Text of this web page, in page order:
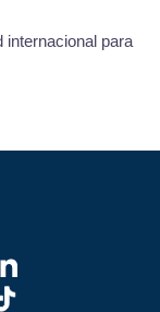
internacional para